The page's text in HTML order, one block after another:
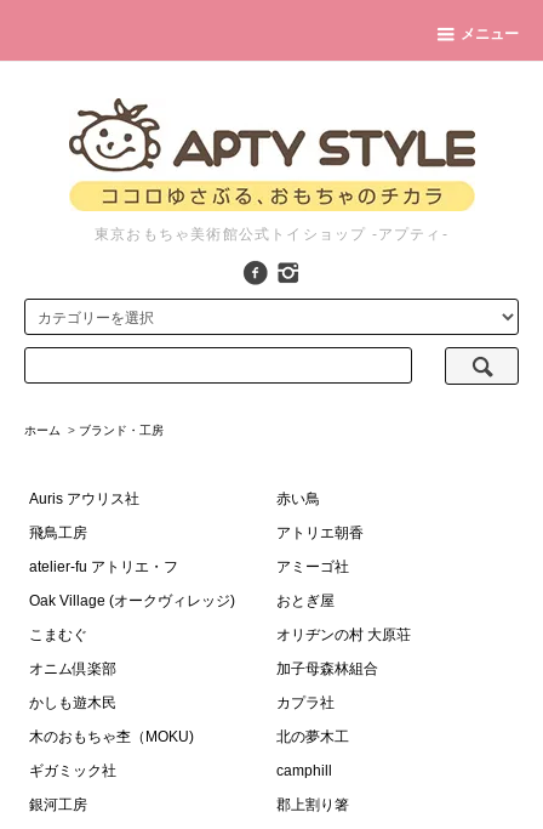
メニュー
東京おもちゃ美術館公式トイショップ -アプティ-
ホーム > ブランド・工房
Auris アウリス社
赤い鳥
飛鳥工房
アトリエ朝香
atelier-fu アトリエ・フ
アミーゴ社
Oak Village (オークヴィレッジ)
おとぎ屋
こまむぐ
オリヂンの村 大原荘
オニム倶楽部
加子母森林組合
かしも遊木民
カプラ社
木のおもちゃ杢（MOKU)
北の夢木工
ギガミック社
camphill
銀河工房
郡上割り箸